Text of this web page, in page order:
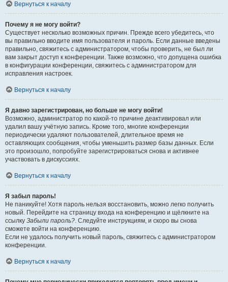
Вернуться к началу
Почему я не могу войти?
Существует несколько возможных причин. Прежде всего убедитесь, что
вы правильно вводите имя пользователя и пароль. Если данные введены
правильно, свяжитесь с администратором, чтобы проверить, не был ли
вам закрыт доступ к конференции. Также возможно, что допущена ошибка
в конфигурации конференции, свяжитесь с администратором для
исправления настроек.
Вернуться к началу
Я давно зарегистрирован, но больше не могу войти!
Возможно, администратор по какой-то причине деактивировал или
удалил вашу учётную запись. Кроме того, многие конференции
периодически удаляют пользователей, длительное время не
оставляющих сообщения, чтобы уменьшить размер базы данных. Если
это произошло, попробуйте зарегистрироваться снова и активнее
участвовать в дискуссиях.
Вернуться к началу
Я забыл пароль!
Не паникуйте! Хотя пароль нельзя восстановить, можно легко получить
новый. Перейдите на страницу входа на конференцию и щёлкните на
ссылку Забыли пароль?. Следуйте инструкциям, и скоро вы снова
сможете войти на конференцию.
Если не удалось получить новый пароль, свяжитесь с администратором
конференции.
Вернуться к началу